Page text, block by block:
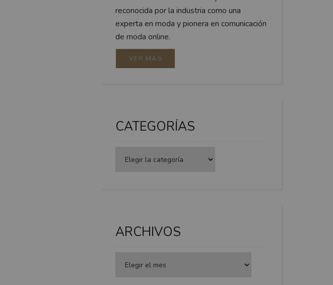
reconocida por la industria como una
experta en moda y pionera en comunicación
de moda online.
VER MÁS
CATEGORÍAS
ARCHIVOS